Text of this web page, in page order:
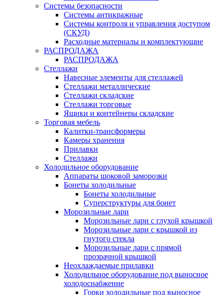
Системы безопасности
Системы антикражные
Системы контроля и управления доступом
(СКУД)
Расходные материалы и комплектующие
РАСПРОДАЖА
РАСПРОДАЖА
Стеллажи
Навесные элементы для стеллажей
Стеллажи металлические
Стеллажи складские
Стеллажи торговые
Ящики и контейнеры складские
Торговая мебель
Калитки-трансформеры
Камеры хранения
Прилавки
Стеллажи
Холодильное оборудование
Аппараты шоковой заморозки
Бонеты холодильные
Бонеты холодильные
Суперструктуры для бонет
Морозильные лари
Морозильные лари с глухой крышкой
Морозильные лари с крышкой из
гнутого стекла
Морозильные лари с прямой
прозрачной крышкой
Неохлаждаемые прилавки
Холодильное оборудование под выносное
холодоснабжение
Горки холодильные под выносное